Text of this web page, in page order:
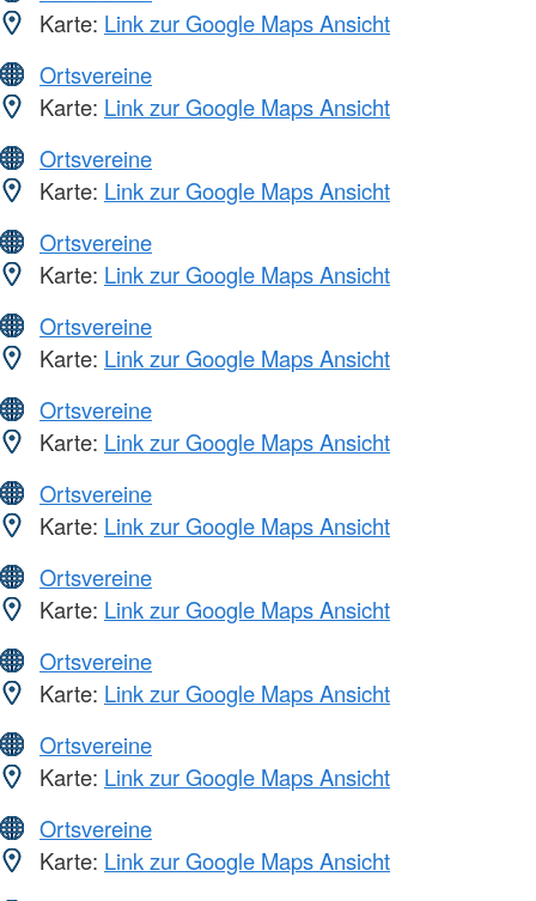
Karte: Link zur Google Maps Ansicht
Ortsvereine
Karte: Link zur Google Maps Ansicht
Ortsvereine
Karte: Link zur Google Maps Ansicht
Ortsvereine
Karte: Link zur Google Maps Ansicht
Ortsvereine
Karte: Link zur Google Maps Ansicht
Ortsvereine
Karte: Link zur Google Maps Ansicht
Ortsvereine
Karte: Link zur Google Maps Ansicht
Ortsvereine
Karte: Link zur Google Maps Ansicht
Ortsvereine
Karte: Link zur Google Maps Ansicht
Ortsvereine
Karte: Link zur Google Maps Ansicht
Ortsvereine
Karte: Link zur Google Maps Ansicht